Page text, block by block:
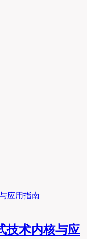
技术内核与应